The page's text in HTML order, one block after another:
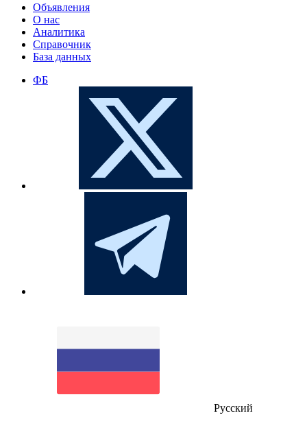
Объявления
О нас
Аналитика
Справочник
База данных
ФБ
Русский